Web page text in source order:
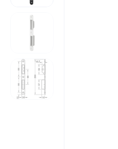
Hekwerkonderdelen
Kluizen